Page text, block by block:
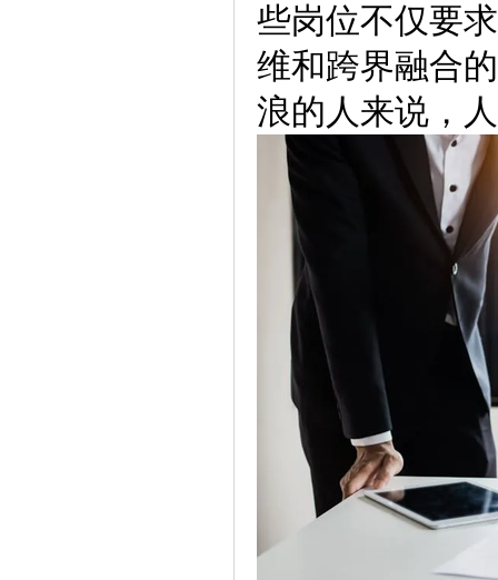
些岗位不仅要
维和跨界融合
浪的人来说，